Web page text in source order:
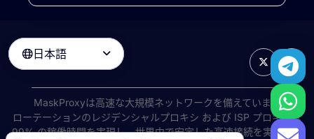
日本語 
MaskProxyは高速な大規模ネットワークを備えています
ローテーションのレジデンシャルプロキシ および ISP プロキシは
99% の稼働時間を実現し、世界中で安定した高速接続を実現しま